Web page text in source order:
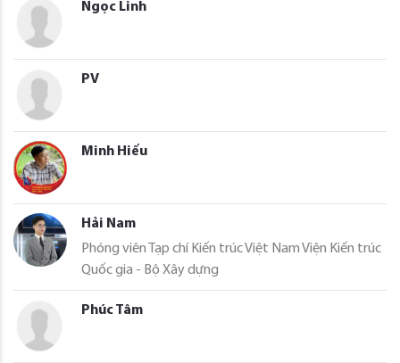
Ngọc Linh
PV
Minh Hiếu
Hải Nam
Phóng viên Tạp chí Kiến trúc Việt Nam Viện Kiến trúc
Quốc gia - Bộ Xây dựng
Phúc Tâm